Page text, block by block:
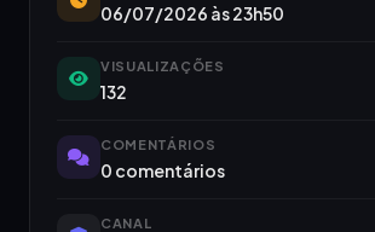
06/07/2026 às 23h50
VISUALIZAÇÕES
132
COMENTÁRIOS
0 comentários
CANAL